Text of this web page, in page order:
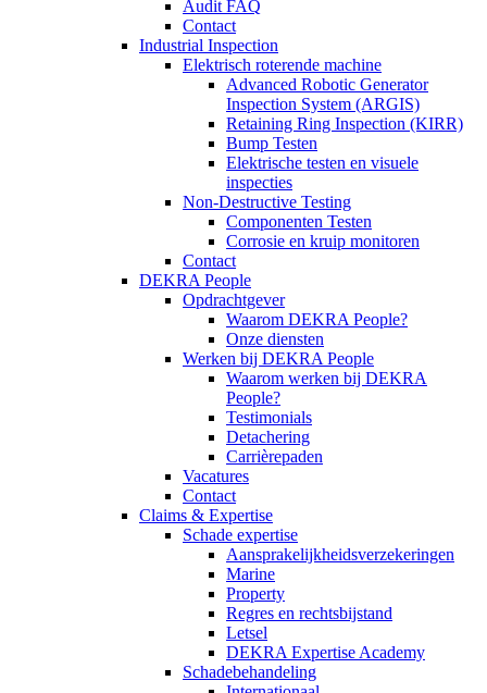
Audit FAQ
Contact
Industrial Inspection
Elektrisch roterende machine
Advanced Robotic Generator
Inspection System (ARGIS)
Retaining Ring Inspection (KIRR)
Bump Testen
Elektrische testen en visuele
inspecties
Non-Destructive Testing
Componenten Testen
Corrosie en kruip monitoren
Contact
DEKRA People
Opdrachtgever
Waarom DEKRA People?
Onze diensten
Werken bij DEKRA People
Waarom werken bij DEKRA
People?
Testimonials
Detachering
Carrièrepaden
Vacatures
Contact
Claims & Expertise
Schade expertise
Aansprakelijkheidsverzekeringen
Marine
Property
Regres en rechtsbijstand
Letsel
DEKRA Expertise Academy
Schadebehandeling